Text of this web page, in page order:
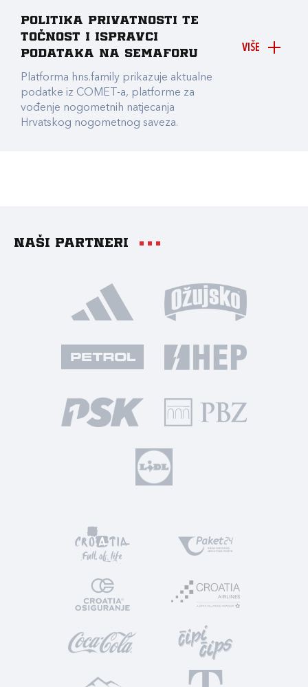
VIŠE
Politika privatnosti te
točnost i ispravci
podataka na Semaforu
Platforma hns.family prikazuje aktualne
podatke iz COMET-a, platforme za
vođenje nogometnih natjecanja
Hrvatskog nogometnog saveza.
Naši partneri